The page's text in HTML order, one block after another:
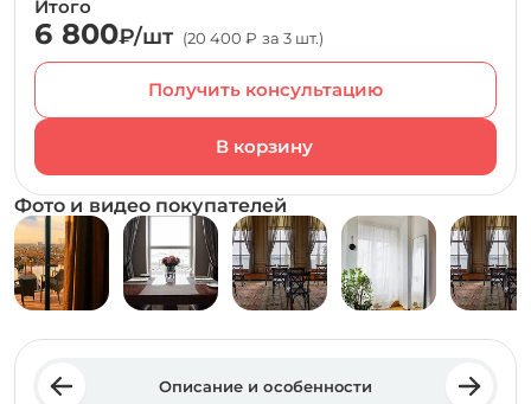
Итого
6 800₽/шт (20 400 ₽ за 3 шт.)
Получить консультацию
Фото и видео покупателей
Описание и особенности